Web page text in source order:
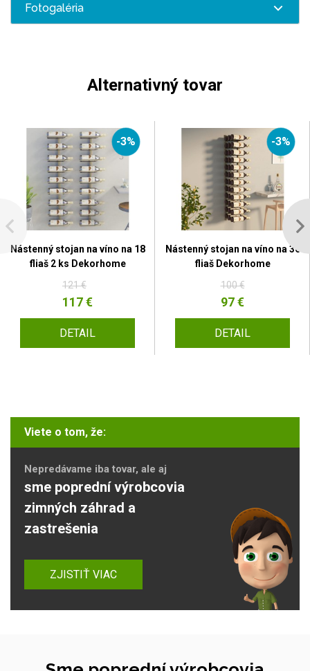
Fotogaléria
Alternativný tovar
-3%
Nástenný stojan na víno na 18
fliaš 2 ks Dekorhome
121 €
117 €
DETAIL
-3%
Nástenný stojan na víno na 36
fliaš Dekorhome
100 €
97 €
DETAIL
Viete o tom, že:
Nepredávame iba tovar, ale aj
sme poprední výrobcovia
zimných záhrad a
zastrešenia
ZJISTIŤ VIAC